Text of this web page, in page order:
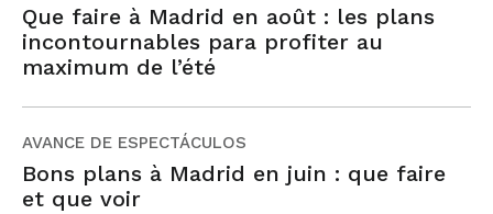
Que faire à Madrid en août : les plans
incontournables para profiter au
maximum de l’été
AVANCE DE ESPECTÁCULOS
Bons plans à Madrid en juin : que faire
et que voir